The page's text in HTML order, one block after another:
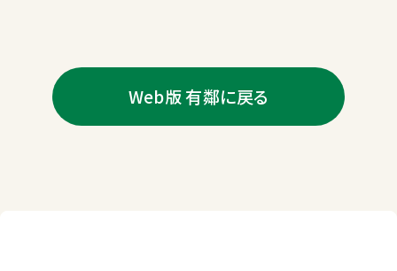
Web版 有鄰に戻る